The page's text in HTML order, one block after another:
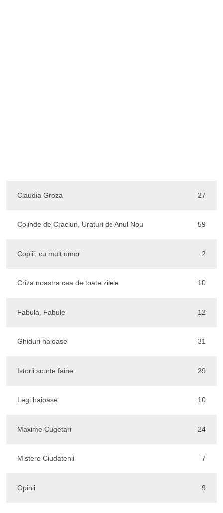
Claudia Groza 27
Colinde de Craciun, Uraturi de Anul Nou 59
Copiii, cu mult umor 2
Criza noastra cea de toate zilele 10
Fabula, Fabule 12
Ghiduri haioase 31
Istorii scurte faine 29
Legi haioase 10
Maxime Cugetari 24
Mistere Ciudatenii 7
Opinii 9